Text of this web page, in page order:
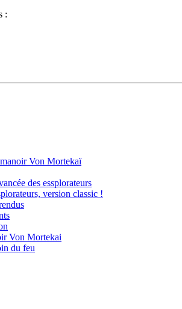
:
Von Mortekaï
des essplorateurs
version classic !
Von Mortekai
du feu